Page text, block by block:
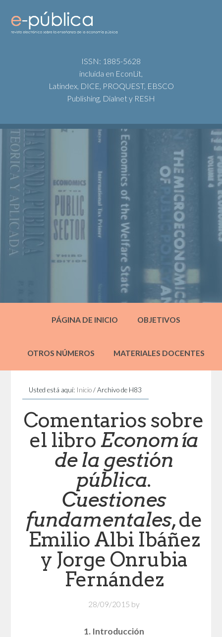
ISSN: 1885-5628
incluida en EconLit,
Latindex, DICE, PROQUEST, EBSCO
Publishing, Dialnet y RESH
PÁGINA DE INICIO OBJETIVOS
OTROS NÚMEROS MATERIALES DOCENTES
Usted está aquí: Inicio /Archivo de H83
Comentarios sobre
el libro Economía
de la gestión
pública.
Cuestiones
fundamentales, de
Emilio Albi Ibáñez
y Jorge Onrubia
Fernández
28/09/2015 by
1. Introducción